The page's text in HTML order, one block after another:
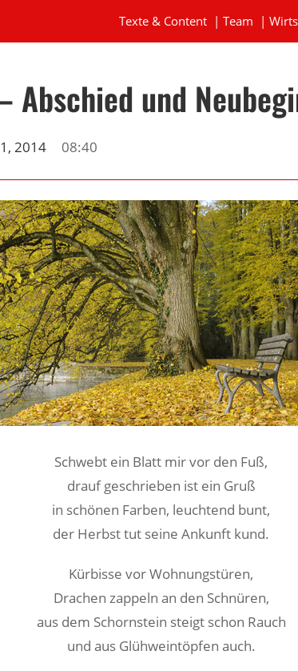
Texte & Content| Team |
Abschied und
2014 08:40
Schwebt ein Blatt mir vor den Fuß,
drauf geschrieben ist ein Gruß
in schönen Farben, leuchtend bunt,
der Herbst tut seine Ankunft kund.
Kürbisse vor Wohnungstüren,
Drachen zappeln an den Schnüren,
aus dem Schornstein steigt schon Rauch
und aus Glühweintöpfen auch.